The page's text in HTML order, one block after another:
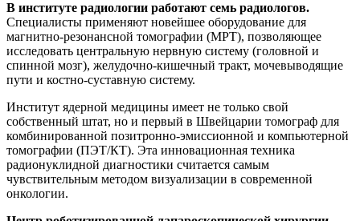
В институте радиологии работают семь радиологов.
Специалисты применяют новейшее оборудование для
магнитно-резонансной томографии (МРТ), позволяющее
исследовать центральную нервную систему (головной и
спинной мозг), желудочно-кишечный тракт, мочевыводящие
пути и костно-суставную систему.
Институт ядерной медицины имеет не только свой
собственный штат, но и первый в Швейцарии томограф для
комбинированной позитронно-эмиссионной и компьютерной
томографии (ПЭТ/КТ). Эта инновационная техника
радионуклидной диагностики считается самым
чувствительным методом визуализации в современной
онкологии.